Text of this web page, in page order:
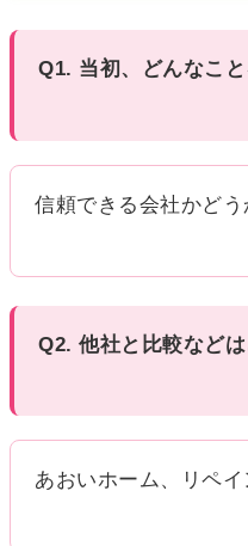
Q1. 当初、どんなこ
信頼できる会社かどう
Q2. 他社と比較など
あおいホーム、リペイ